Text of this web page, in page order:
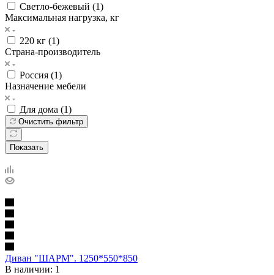
Светло-бежевый (1)
Максимальная нагрузка, кг
220 кг (1)
Страна-производитель
Россия (1)
Назначение мебели
Для дома (1)
Очистить фильтр
Показать
Диван "ШАРМ". 1250*550*850
В наличии: 1